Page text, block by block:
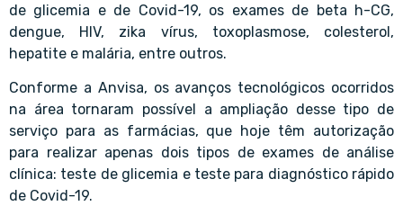
de glicemia e de Covid-19, os exames de beta h-CG,
dengue, HIV, zika vírus, toxoplasmose, colesterol,
hepatite e malária, entre outros.
Conforme a Anvisa, os avanços tecnológicos ocorridos
na área tornaram possível a ampliação desse tipo de
serviço para as farmácias, que hoje têm autorização
para realizar apenas dois tipos de exames de análise
clínica: teste de glicemia e teste para diagnóstico rápido
de Covid-19.